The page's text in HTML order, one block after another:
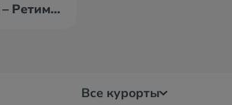
о. Крит – Ретимно
Все курорты